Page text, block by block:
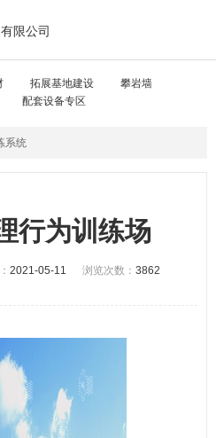
限公司
拓展基地建设
攀岩墙
配套设备专区
系统
行为训练场
2021-05-11 浏览次数：3862